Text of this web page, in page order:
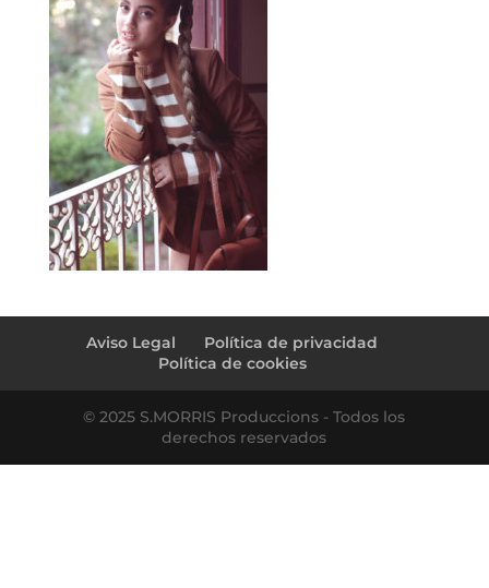
Aviso Legal
Política de privacidad
Política de cookies
© 2025 S.MORRIS Produccions - Todos los
derechos reservados